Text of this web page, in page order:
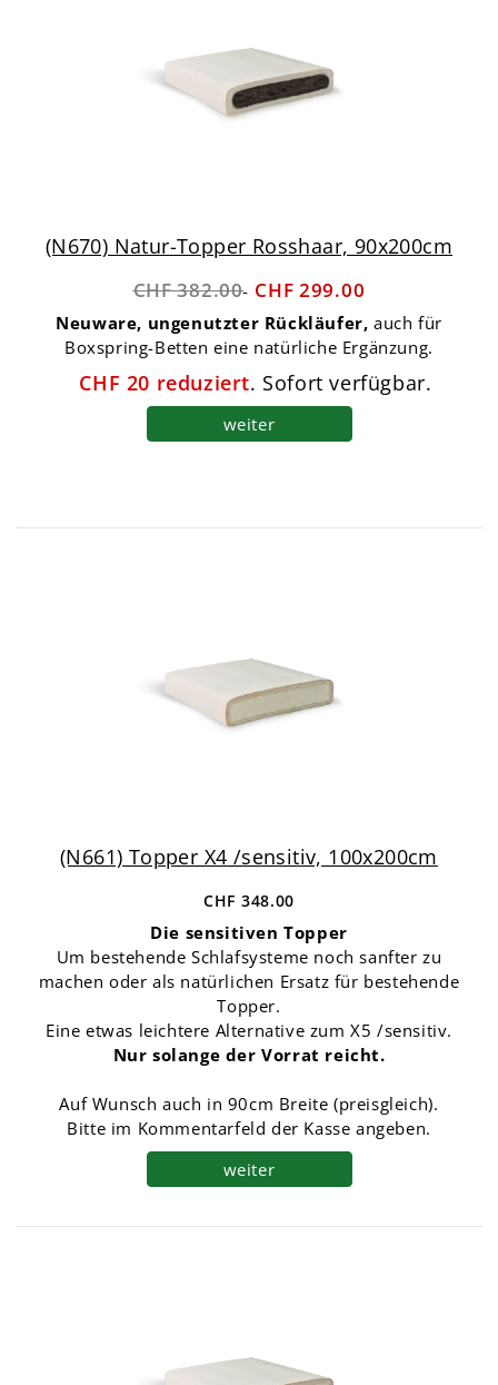
(N670) Natur-Topper Rosshaar, 90x200cm
CHF 382.00 CHF 299.00
Neuware, ungenutzter Rückläufer, auch für
Boxspring-Betten eine natürliche Ergänzung.
CHF 20 reduziert. Sofort verfügbar.
weiter
(N661) Topper X4 /sensitiv, 100x200cm
CHF 348.00
Die sensitiven Topper
Um bestehende Schlafsysteme noch sanfter zu
machen oder als natürlichen Ersatz für bestehende
Topper.
Eine etwas leichtere Alternative zum X5 /sensitiv.
Nur solange der Vorrat reicht.
Auf Wunsch auch in 90cm Breite (preisgleich).
Bitte im Kommentarfeld der Kasse angeben.
weiter